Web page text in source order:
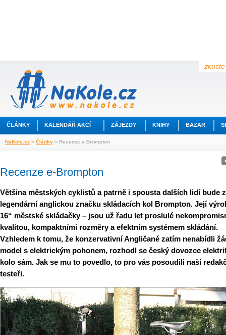
ČLÁNKY KALENDÁŘ AKCÍ ZÁJEZDY KNIHY BAZAR
NaKole.cz > Články > Recenze e-Brompton
Recenze e-Brompton
Většina městských cyklistů a patrně i spousta dalších lidí bude
legendární anglickou značku skládacích kol Brompton. Její
16“ městské skládačky – jsou už řadu let proslulé
kvalitou, kompaktními rozměry a efektním systémem skládání.
Vzhledem k tomu, že konzervativní Angličané zatím nenabídli
model s elektrickým pohonem, rozhodl se český dovozce
kolo sám. Jak se mu to povedlo, to pro vás posoudili naši
testeři.